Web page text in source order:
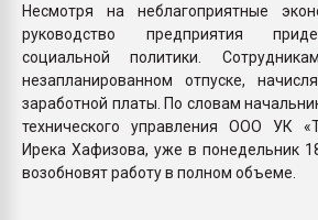
Несмотря на неблагоприятные
руководство предприятия
социальной политики.
незапланированном отпуске,
заработной платы. По словам
технического управления ООО УК
Ирека Хафизова, уже в понедельник
возобновят работу в полном объеме.